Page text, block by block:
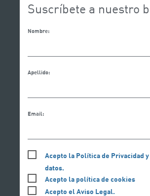
Suscríbete a nuestro
Nombre:
Apellido:
Email:
Acepto la Política de Privacidad
datos.
Acepto la política de cookies
Acepto el Aviso Legal.